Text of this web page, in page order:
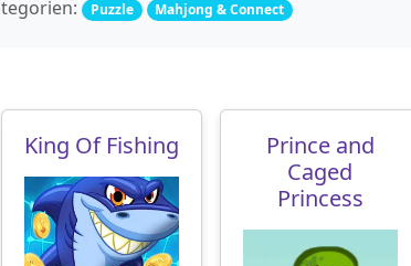
Puzzle Mahjong & Connect
King Of Fishing
Prince and
Caged
Princess